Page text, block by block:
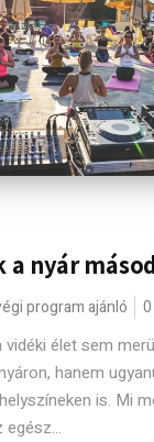
nyár
program ajánló
élet sem
hanem
is. Mi